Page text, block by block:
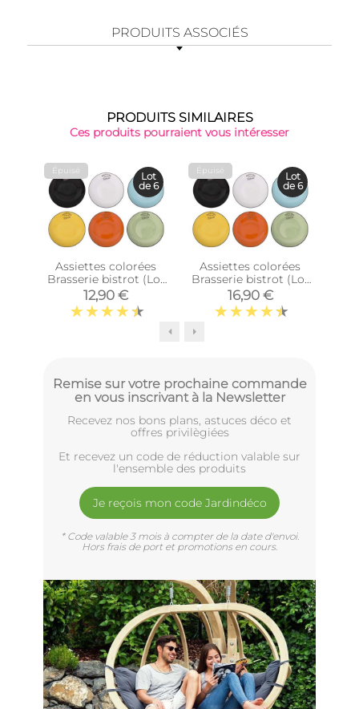
PRODUITS ASSOCIÉS
PRODUITS SIMILAIRES
Ces produits pourraient vous intéresser
Épuisé
Assiettes colorées
Brasserie bistrot (Lot
de 6) (Assiettes plates
- 21,5 cm)
12,90 €
Lot
de 6
Épuisé
Assiettes colorées
Brasserie bistrot (Lot
de 6) (Assiettes plates
- 27 cm)
16,90 €
Lot
de 6
Remise sur votre prochaine commande
en vous inscrivant à la Newsletter
Recevez nos bons plans, astuces déco et
offres privilègiées
Et recevez un code de réduction valable sur
l'ensemble des produits
Je reçois mon code Jardindéco
* Code valable 3 mois à compter de la date d'envoi.
Hors frais de port et promotions en cours.